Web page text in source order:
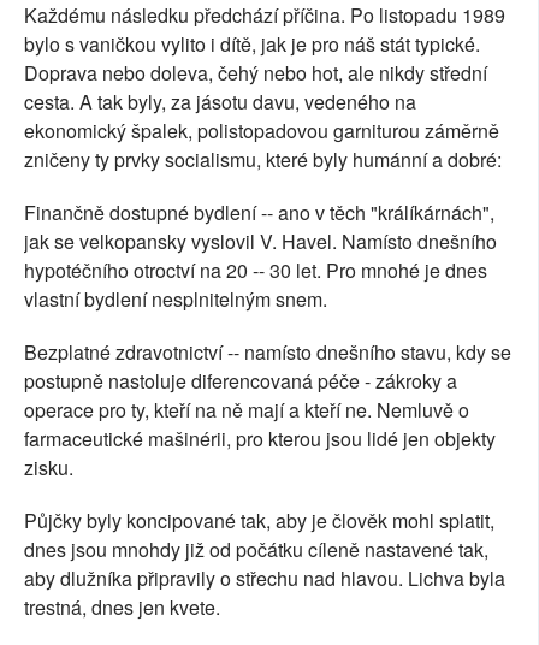
Každému následku předchází příčina. Po listopadu 1989
bylo s vaničkou vylito i dítě, jak je pro náš stát typické.
Doprava nebo doleva, čehý nebo hot, ale nikdy střední
cesta. A tak byly, za jásotu davu, vedeného na
ekonomický špalek, polistopadovou garniturou záměrně
zničeny ty prvky socialismu, které byly humánní a dobré:
Finančně dostupné bydlení -- ano v těch "králíkárnách",
jak se velkopansky vyslovil V. Havel. Namísto dnešního
hypotéčního otroctví na 20 -- 30 let. Pro mnohé je dnes
vlastní bydlení nesplnitelným snem.
Bezplatné zdravotnictví -- namísto dnešního stavu, kdy se
postupně nastoluje diferencovaná péče - zákroky a
operace pro ty, kteří na ně mají a kteří ne. Nemluvě o
farmaceutické mašinérii, pro kterou jsou lidé jen objekty
zisku.
Půjčky byly koncipované tak, aby je člověk mohl splatit,
dnes jsou mnohdy již od počátku cíleně nastavené tak,
aby dlužníka připravily o střechu nad hlavou. Lichva byla
trestná, dnes jen kvete.